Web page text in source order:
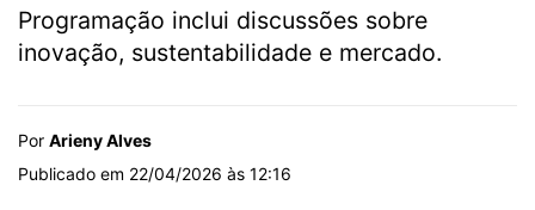
Programação inclui discussões sobre
inovação, sustentabilidade e mercado.
Por Arieny Alves
Publicado em 22/04/2026 às 12:16